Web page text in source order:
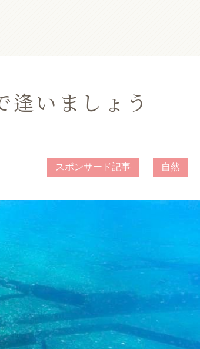
いましょう
スポンサード記事 自然